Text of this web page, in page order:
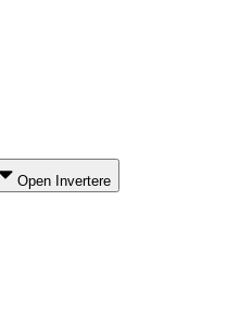
Open Invertere